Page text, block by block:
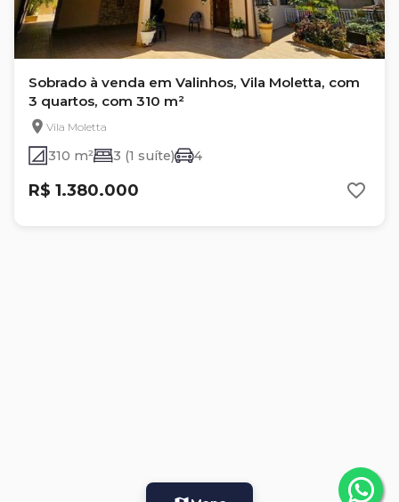
Sobrado à venda em Valinhos, Vila Moletta, com
3 quartos, com 310 m²
Vila Moletta
310 m² 3 (1 suíte) 4
R$ 1.380.000